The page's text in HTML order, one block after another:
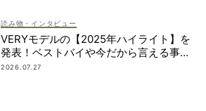
読み物・インタビュー
VERYモデルの【2025年ハイライト】を
発表！ベストバイや今だから言える事件
簿も大公開
2026.07.27